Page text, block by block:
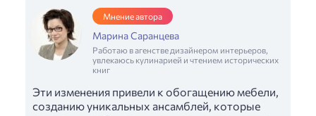
Мнение автора
Марина Саранцева
Работаю в агенстве дизайнером интерьеров,
увлекаюсь кулинарией и чтением исторических
книг
Эти изменения привели к обогащению мебели,
созданию уникальных ансамблей, которые